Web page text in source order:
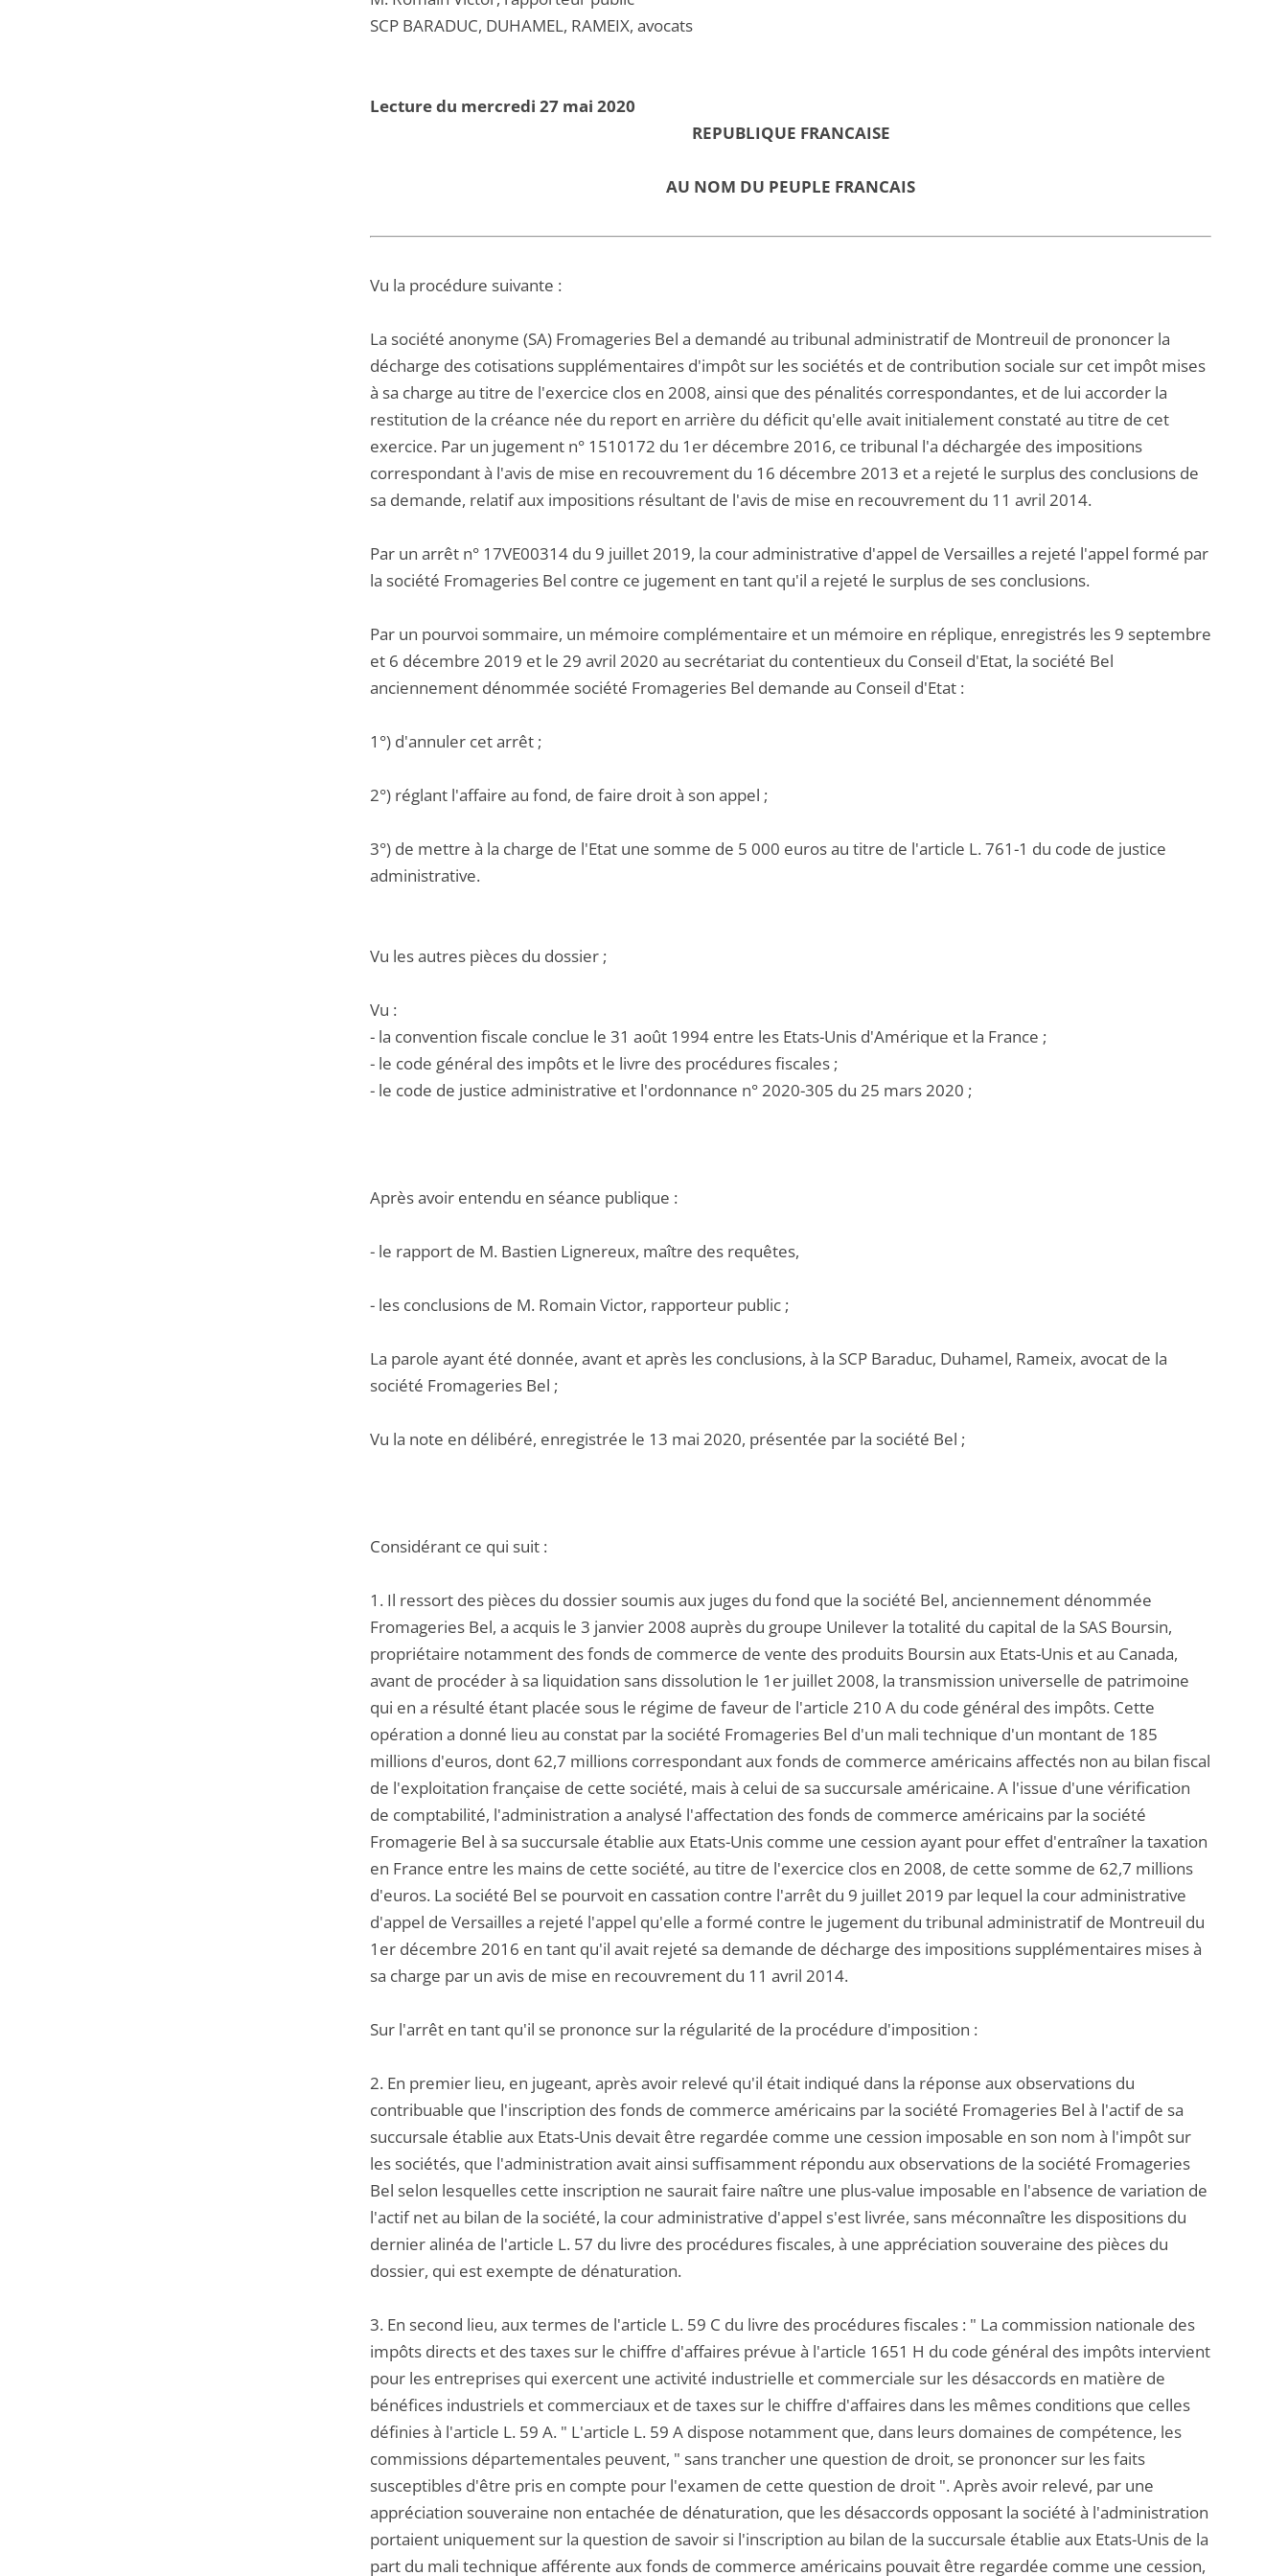
SCP BARADUC, DUHAMEL, RAMEIX, avocats
Lecture du mercredi 27 mai 2020
REPUBLIQUE FRANCAISE
AU NOM DU PEUPLE FRANCAIS
Vu la procédure suivante :
La société anonyme (SA) Fromageries Bel a demandé au tribunal administratif de Montreuil de prononcer la
décharge des cotisations supplémentaires d'impôt sur les sociétés et de contribution sociale sur cet impôt mises
à sa charge au titre de l'exercice clos en 2008, ainsi que des pénalités correspondantes, et de lui accorder la
restitution de la créance née du report en arrière du déficit qu'elle avait initialement constaté au titre de cet
exercice. Par un jugement n° 1510172 du 1er décembre 2016, ce tribunal l'a déchargée des impositions
correspondant à l'avis de mise en recouvrement du 16 décembre 2013 et a rejeté le surplus des conclusions de
sa demande, relatif aux impositions résultant de l'avis de mise en recouvrement du 11 avril 2014.
Par un arrêt n° 17VE00314 du 9 juillet 2019, la cour administrative d'appel de Versailles a rejeté l'appel formé par
la société Fromageries Bel contre ce jugement en tant qu'il a rejeté le surplus de ses conclusions.
Par un pourvoi sommaire, un mémoire complémentaire et un mémoire en réplique, enregistrés les 9 septembre
et 6 décembre 2019 et le 29 avril 2020 au secrétariat du contentieux du Conseil d'Etat, la société Bel
anciennement dénommée société Fromageries Bel demande au Conseil d'Etat :
1°) d'annuler cet arrêt ;
2°) réglant l'affaire au fond, de faire droit à son appel ;
3°) de mettre à la charge de l'Etat une somme de 5 000 euros au titre de l'article L. 761-1 du code de justice
administrative.
Vu les autres pièces du dossier ;
Vu :
- la convention fiscale conclue le 31 août 1994 entre les Etats-Unis d'Amérique et la France ;
- le code général des impôts et le livre des procédures fiscales ;
- le code de justice administrative et l'ordonnance n° 2020-305 du 25 mars 2020 ;
Après avoir entendu en séance publique :
- le rapport de M. Bastien Lignereux, maître des requêtes,
- les conclusions de M. Romain Victor, rapporteur public ;
La parole ayant été donnée, avant et après les conclusions, à la SCP Baraduc, Duhamel, Rameix, avocat de la
société Fromageries Bel ;
Vu la note en délibéré, enregistrée le 13 mai 2020, présentée par la société Bel ;
Considérant ce qui suit :
1. Il ressort des pièces du dossier soumis aux juges du fond que la société Bel, anciennement dénommée
Fromageries Bel, a acquis le 3 janvier 2008 auprès du groupe Unilever la totalité du capital de la SAS Boursin,
propriétaire notamment des fonds de commerce de vente des produits Boursin aux Etats-Unis et au Canada,
avant de procéder à sa liquidation sans dissolution le 1er juillet 2008, la transmission universelle de patrimoine
qui en a résulté étant placée sous le régime de faveur de l'article 210 A du code général des impôts. Cette
opération a donné lieu au constat par la société Fromageries Bel d'un mali technique d'un montant de 185
millions d'euros, dont 62,7 millions correspondant aux fonds de commerce américains affectés non au bilan fiscal
de l'exploitation française de cette société, mais à celui de sa succursale américaine. A l'issue d'une vérification
de comptabilité, l'administration a analysé l'affectation des fonds de commerce américains par la société
Fromagerie Bel à sa succursale établie aux Etats-Unis comme une cession ayant pour effet d'entraîner la taxation
en France entre les mains de cette société, au titre de l'exercice clos en 2008, de cette somme de 62,7 millions
d'euros. La société Bel se pourvoit en cassation contre l'arrêt du 9 juillet 2019 par lequel la cour administrative
d'appel de Versailles a rejeté l'appel qu'elle a formé contre le jugement du tribunal administratif de Montreuil du
1er décembre 2016 en tant qu'il avait rejeté sa demande de décharge des impositions supplémentaires mises à
sa charge par un avis de mise en recouvrement du 11 avril 2014.
Sur l'arrêt en tant qu'il se prononce sur la régularité de la procédure d'imposition :
2. En premier lieu, en jugeant, après avoir relevé qu'il était indiqué dans la réponse aux observations du
contribuable que l'inscription des fonds de commerce américains par la société Fromageries Bel à l'actif de sa
succursale établie aux Etats-Unis devait être regardée comme une cession imposable en son nom à l'impôt sur
les sociétés, que l'administration avait ainsi suffisamment répondu aux observations de la société Fromageries
Bel selon lesquelles cette inscription ne saurait faire naître une plus-value imposable en l'absence de variation de
l'actif net au bilan de la société, la cour administrative d'appel s'est livrée, sans méconnaître les dispositions du
dernier alinéa de l'article L. 57 du livre des procédures fiscales, à une appréciation souveraine des pièces du
dossier, qui est exempte de dénaturation.
3. En second lieu, aux termes de l'article L. 59 C du livre des procédures fiscales : " La commission nationale des
impôts directs et des taxes sur le chiffre d'affaires prévue à l'article 1651 H du code général des impôts intervient
pour les entreprises qui exercent une activité industrielle et commerciale sur les désaccords en matière de
bénéfices industriels et commerciaux et de taxes sur le chiffre d'affaires dans les mêmes conditions que celles
définies à l'article L. 59 A. " L'article L. 59 A dispose notamment que, dans leurs domaines de compétence, les
commissions départementales peuvent, " sans trancher une question de droit, se prononcer sur les faits
susceptibles d'être pris en compte pour l'examen de cette question de droit ". Après avoir relevé, par une
appréciation souveraine non entachée de dénaturation, que les désaccords opposant la société à l'administration
portaient uniquement sur la question de savoir si l'inscription au bilan de la succursale établie aux Etats-Unis de la
part du mali technique afférente aux fonds de commerce américains pouvait être regardée comme une cession,